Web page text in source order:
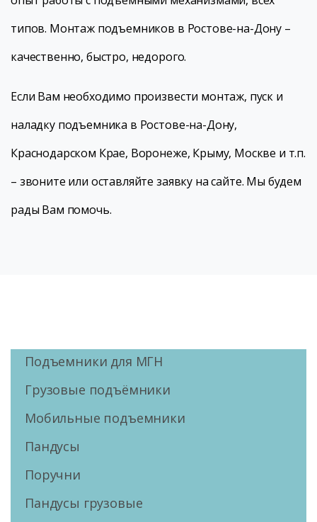
типов. Монтаж подъемников в Ростове-на-Дону –
качественно, быстро, недорого.
Если Вам необходимо произвести монтаж, пуск и
наладку подъемника в Ростове-на-Дону,
Краснодарском Крае, Воронеже, Крыму, Москве и т.п.
– звоните или оставляйте заявку на сайте. Мы будем
рады Вам помочь.
Подъемники для МГН
Грузовые подъёмники
Мобильные подъемники
Пандусы
Поручни
Пандусы грузовые